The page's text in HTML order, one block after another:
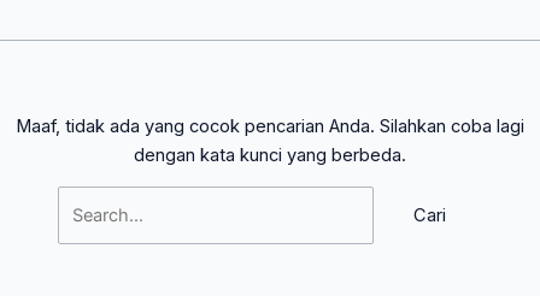
Maaf, tidak ada yang cocok pencarian Anda. Silahkan coba lagi
dengan kata kunci yang berbeda.